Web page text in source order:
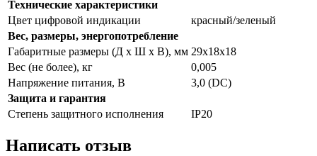
Технические характеристики
Цвет цифровой индикации
красный/зеленый
Вес, размеры, энергопотребление
Габаритные размеры (Д х Ш х В), мм 29х18х18
Вес (не более), кг
0,005
Напряжение питания, В
3,0 (DC)
Защита и гарантия
Степень защитного исполнения
IP20
Написать отзыв